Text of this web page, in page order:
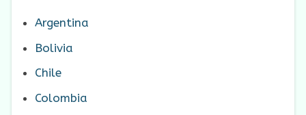
Argentina
Bolivia
Chile
Colombia